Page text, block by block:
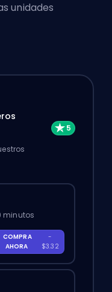
unidades
minutos
COMPRA
AHORA
-
$3.32